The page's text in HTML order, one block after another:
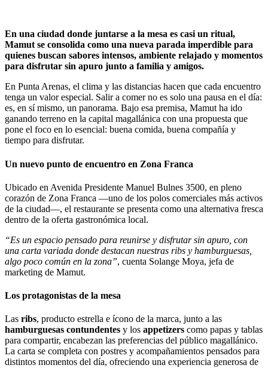
En una ciudad donde juntarse a la mesa es casi un ritual,
Mamut se consolida como una nueva parada imperdible para
quienes buscan sabores intensos, ambiente relajado y momentos
para disfrutar sin apuro junto a familia y amigos.
En Punta Arenas, el clima y las distancias hacen que cada encuentro
tenga un valor especial. Salir a comer no es solo una pausa en el día:
es, en sí mismo, un panorama. Bajo esa premisa, Mamut ha ido
ganando terreno en la capital magallánica con una propuesta que
pone el foco en lo esencial: buena comida, buena compañía y
tiempo para disfrutar.
Un nuevo punto de encuentro en Zona Franca
Ubicado en Avenida Presidente Manuel Bulnes 3500, en pleno
corazón de Zona Franca —uno de los polos comerciales más activos
de la ciudad—, el restaurante se presenta como una alternativa fresca
dentro de la oferta gastronómica local.
“Es un espacio pensado para reunirse y disfrutar sin apuro, con
una carta variada donde destacan nuestras ribs y hamburguesas,
algo poco común en la zona”, cuenta Solange Moya, jefa de
marketing de Mamut.
Los protagonistas de la mesa
Las ribs, producto estrella e ícono de la marca, junto a las
hamburguesas contundentes y los appetizers como papas y tablas
para compartir, encabezan las preferencias del público magallánico.
La carta se completa con postres y acompañamientos pensados para
distintos momentos del día, ofreciendo una experiencia generosa de